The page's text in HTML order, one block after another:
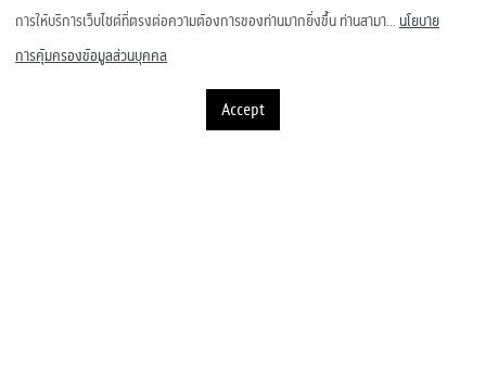
จึงได้จัดให้มีโครงการProposal Clinic & Research Grant Market
โครงการ Proposal Clinic & Research Grant
การให้บริการเว็บไซต์ที่ตรงต่อความต้องการของท่านมากยิ่งขึ้น ท่านสามา... นโยบาย
การคุ้มครองข้อมูลส่วนบุคคล
Accept